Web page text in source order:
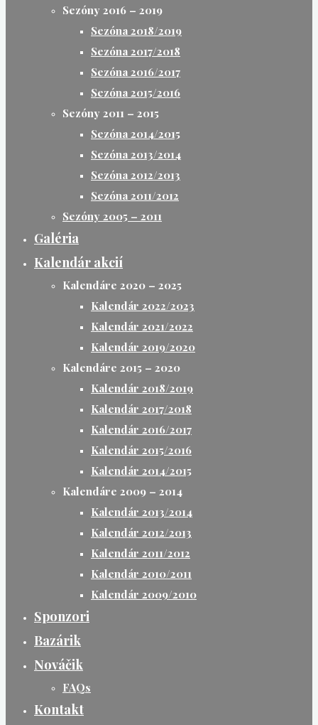
Sezóny 2016 – 2019
Sezóna 2018/2019
Sezóna 2017/2018
Sezóna 2016/2017
Sezóna 2015/2016
Sezóny 2011 – 2015
Sezóna 2014/2015
Sezóna 2013/2014
Sezóna 2012/2013
Sezóna 2011/2012
Sezóny 2005 – 2011
Galéria
Kalendár akcií
Kalendáre 2020 – 2025
Kalendár 2022/2023
Kalendár 2021/2022
Kalendár 2019/2020
Kalendáre 2015 – 2020
Kalendár 2018/2019
Kalendár 2017/2018
Kalendár 2016/2017
Kalendár 2015/2016
Kalendár 2014/2015
Kalendáre 2009 – 2014
Kalendár 2013/2014
Kalendár 2012/2013
Kalendár 2011/2012
Kalendár 2010/2011
Kalendár 2009/2010
Sponzori
Bazárik
Nováčik
FAQs
Kontakt